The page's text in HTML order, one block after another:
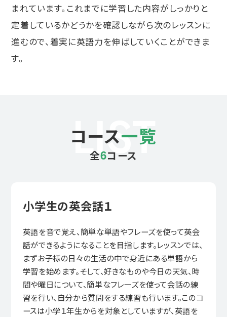
まれています。これまでに学習した内容がしっかりと
定着しているかどうかを確認しながら次のレッスンに
進むので、着実に英語力を伸ばしていくことができま
す。
LIST
コース一覧
全6コース
小学生の英会話１
英語を音で覚え、簡単な単語やフレーズを使って英会
話ができるようになることを目指します。レッスンでは、
まずお子様の日々の生活の中で身近にある単語から
学習を始めます。そして、好きなものや今日の天気、時
間や曜日について、簡単なフレーズを使って会話の練
習を行い、自分から質問をする練習も行います。このコ
ースは小学１年生からを対象としていますが、英語を